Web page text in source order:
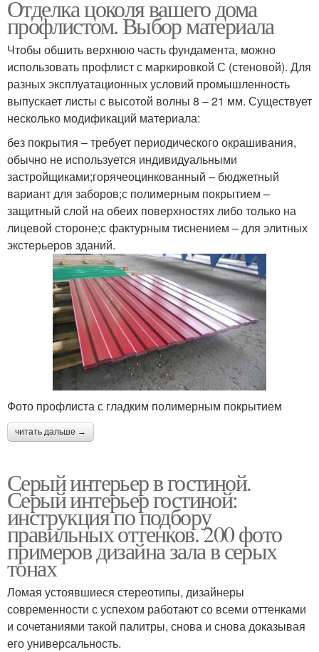
Отделка цоколя вашего дома
профлистом. Выбор материала
Чтобы обшить верхнюю часть фундамента, можно
использовать профлист с маркировкой С (стеновой). Для
разных эксплуатационных условий промышленность
выпускает листы с высотой волны 8 – 21 мм. Существует
несколько модификаций материала:
без покрытия – требует периодического окрашивания,
обычно не используется индивидуальными
застройщиками;горячеоцинкованный – бюджетный
вариант для заборов;с полимерным покрытием –
защитный слой на обеих поверхностях либо только на
лицевой стороне;с фактурным тиснением – для элитных
экстерьеров зданий.
Фото профлиста с гладким полимерным покрытием
читать дальше →
Серый интерьер в гостиной.
Серый интерьер гостиной:
инструкция по подбору
правильных оттенков. 200 фото
примеров дизайна зала в серых
тонах
Ломая устоявшиеся стереотипы, дизайнеры
современности с успехом работают со всеми оттенками
и сочетаниями такой палитры, снова и снова доказывая
его универсальность.